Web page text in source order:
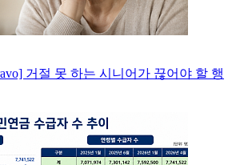
거절 못 하는 시니어가 끊어야 할 행